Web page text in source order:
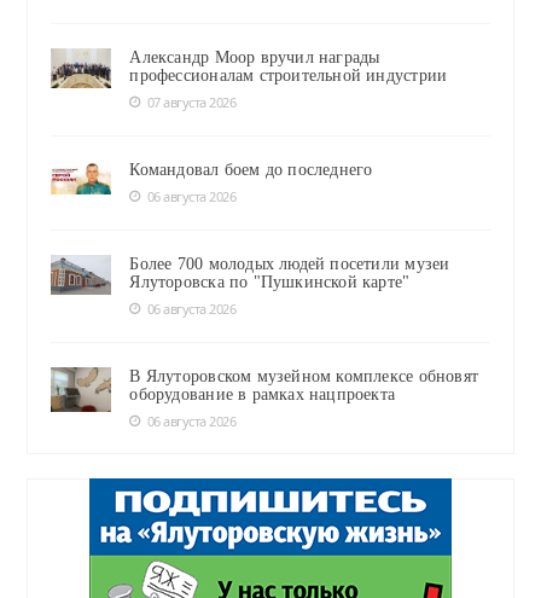
Александр Моор вручил награды
профессионалам строительной индустрии
07 августа 2026
Командовал боем до последнего
06 августа 2026
Более 700 молодых людей посетили музеи
Ялуторовска по "Пушкинской карте"
06 августа 2026
В Ялуторовском музейном комплексе обновят
оборудование в рамках нацпроекта
06 августа 2026